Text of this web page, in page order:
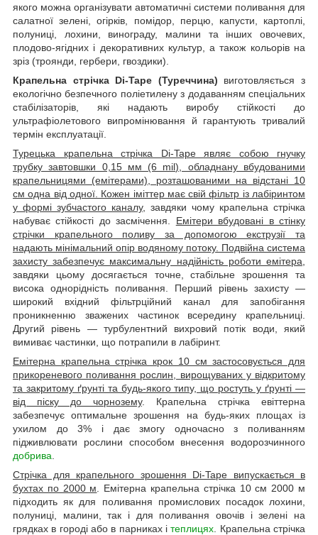
якого можна організувати автоматичні системи поливання для
салатної зелені, огірків, помідор, перцю, капусти, картоплі,
полуниці, лохини, винограду, малини та інших овочевих,
плодово-ягідних і декоративних культур, а також кольорів на
зріз (троянди, гербери, гвоздики).
Крапельна стрічка Di-Tape (Туреччина) виготовляється з
екологічно безпечного поліетилену з додаванням спеціальних
стабілізаторів, які надають виробу стійкості до
ультрафіолетового випромінювання й гарантують тривалий
термін експлуатації.
Турецька крапельна стрічка Di-Tape являє собою гнучку
трубку завтовшки 0,15 мм (6 mil), обладнану вбудованими
крапельницями (емітерами), розташованими на відстані 10
см одна від одної. Кожен іміттер має свій фільтр із лабіринтом
у формі зубчастого каналу, завдяки чому крапельна стрічка
набуває стійкості до засмічення. Емітери вбудовані в стінку
стрічки крапельного поливу за допомогою екструзії та
надають мінімальний опір водяному потоку. Подвійна система
захисту забезпечує максимальну надійність роботи емітера
завдяки цьому досягається точне, стабільне зрошення та
висока однорідність поливання. Перший рівень захисту —
широкий вхідний фільтрційний канал для запобігання
проникненню зважених частинок всередину крапельниці.
Другий рівень — турбулентний вихровий потік води, який
вимиває частинки, що потрапили в лабіринт.
Емітерна крапельна стрічка крок 10 см застосовується для
прикореневого поливання рослин, вирощуваних у відкритому
та закритому ґрунті та будь-якого типу, що ростуть у ґрунті —
від піску до чорнозему. Крапельна стрічка евіттерна
забезпечує оптимальне зрошення на будь-яких площах із
ухилом до 3% і дає змогу одночасно з поливанням
підживлювати рослини способом внесення водорозчинного
добрива
Стрічка для крапельного зрошення Di-Tape випускається в
бухтах по 2000 м . Емітерна крапельна стрічка 10 см 2000 м
підходить як для поливання промислових посадок лохини,
полуниці, малини, так і для поливання овочів і зелені на
грядках в городі або в парниках ітеплицях . Крапельна стрічка